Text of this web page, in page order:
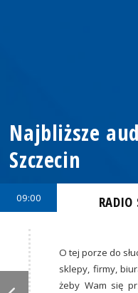
Najbliższe
Szczecin
09:00 RADIO
O tej porze do
sklepy, firmy,
żeby Wam się